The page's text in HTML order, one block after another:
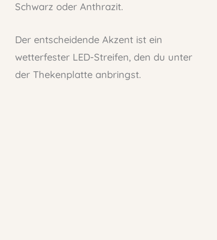
Schwarz oder Anthrazit.
Der entscheidende Akzent ist ein
wetterfester LED-Streifen, den du unter
der Thekenplatte anbringst.